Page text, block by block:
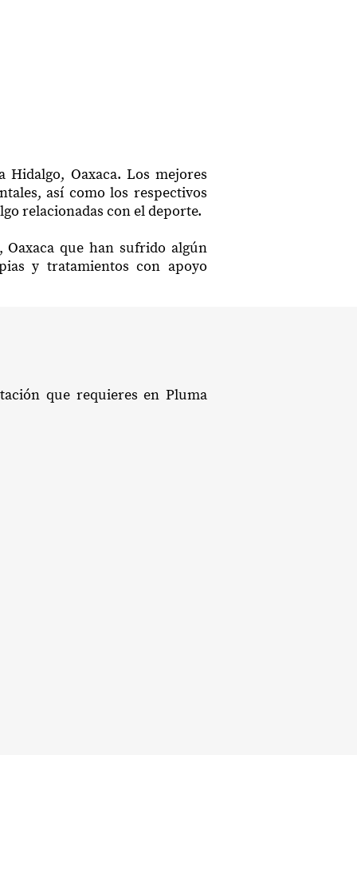
Oaxaca. Los mejores
así como los respectivos
relacionadas con el deporte.
que han sufrido algún
y tratamientos con apoyo
que requieres en Pluma